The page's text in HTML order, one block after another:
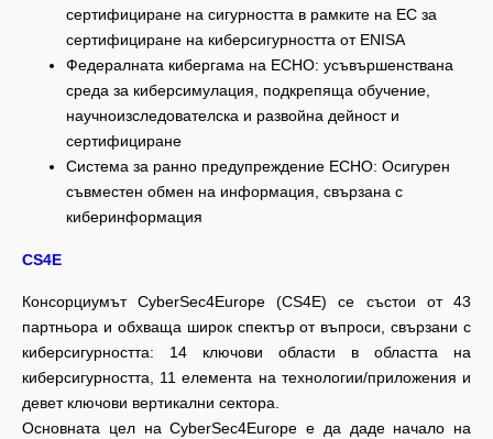
сертифициране на сигурността в рамките на ЕС за
сертифициране на киберсигурността от ENISA
Федералната кибергама на ECHO: усъвършенствана
среда за киберсимулация, подкрепяща обучение,
научноизследователска и развойна дейност и
сертифициране
Система за ранно предупреждение ECHO: Осигурен
съвместен обмен на информация, свързана с
киберинформация
CS4E
Консорциумът CyberSec4Europe (CS4E) се състои от 43
партньора и обхваща широк спектър от въпроси, свързани с
киберсигурността: 14 ключови области в областта на
киберсигурността, 11 елемента на технологии/приложения и
девет ключови вертикални сектора.
Основната цел на CyberSec4Europe е да даде начало на